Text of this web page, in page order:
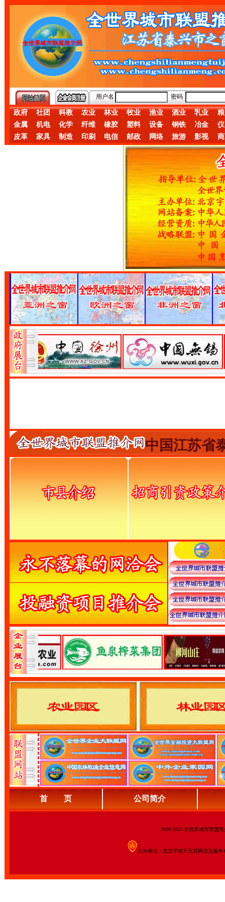
用户名 密码
政府 社团 科教 农业 林业 牧业 渔业 酒业 乳业
金属
机电 化学 纤维 橡胶 塑料 设备 钢铁 冶金
皮革
家具 制造 印刷 电信 邮政 网络 旅游 影视
中国江苏省
首 页 公司简介
2009-2023 全世界城市联盟
主办单位：北京宇宙天互联网信息服